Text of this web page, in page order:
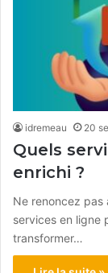
idremeau 20
Quels
enrichi ?
Ne renoncez pas
services en ligne
transformer…